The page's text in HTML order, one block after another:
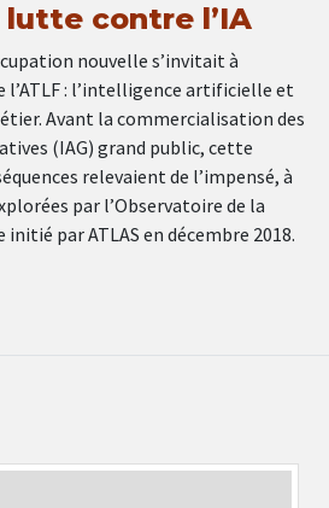
lutte contre l’IA
nouvelle s’invitait à
l’ATLF : l’intelligence artificielle et
Avant la commercialisation des
(IAG) grand public, cette
relevaient de l’impensé, à
par l’Observatoire de la
par ATLAS en décembre 2018.